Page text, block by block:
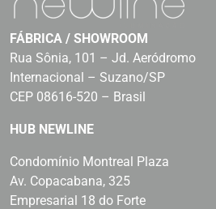
FÁBRICA / SHOWROOM
Rua Sônia, 101 – Jd. Aeródromo
Internacional – Suzano/SP
CEP 08616-520 – Brasil
HUB NEWLINE
Condomínio Montreal Plaza
Av. Copacabana, 325
Empresarial 18 do Forte